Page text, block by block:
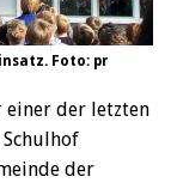
Foto: pr
einer der letzten
der